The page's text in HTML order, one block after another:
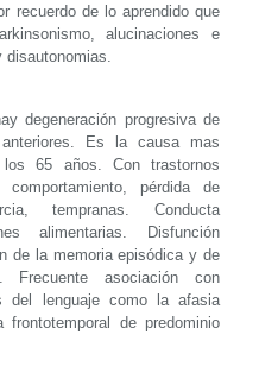
recuerdo de lo aprendido que
alucinaciones e
degeneración progresiva de
Es la causa mas
65 años. Con trastornos
pérdida de
tempranas. Conducta
alimentarias. Disfunción
de la memoria episódica y de
Frecuente asociación con
del lenguaje como la afasia
de predominio